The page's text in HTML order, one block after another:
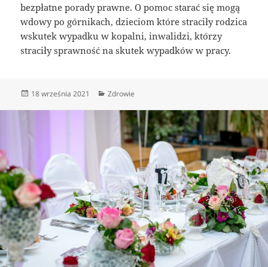
bezpłatne porady prawne. O pomoc starać się mogą
wdowy po górnikach, dzieciom które straciły rodzica
wskutek wypadku w kopalni, inwalidzi, którzy
straciły sprawność na skutek wypadków w pracy.
Data
18 września 2021 Kategorie
Zdrowie